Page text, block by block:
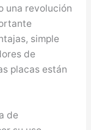
una revolución
simple
de
placas están
de